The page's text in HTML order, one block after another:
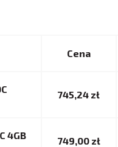
Cena
745,24 zł
4GB
749,00 zł